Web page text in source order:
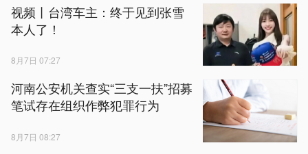
视频丨台湾车主：终于见到张雪
本人了！
8月7日 07:27
河南公安机关查实“三支一扶”招募
笔试存在组织作弊犯罪行为
8月7日 08:27